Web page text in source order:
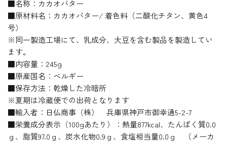
■名称：カカオバター
■原材料名：カカオバター/ 着色料（二酸化チタン、黄色4
号）
※同一製造工場にて、乳成分、大豆を含む製品を製造してい
ます。
■内容量：245g
■原産国名：ベルギー
■保存方法：乾燥した冷暗所
※夏期は冷蔵便での出荷となります
■輸入者：日仏商事（株） 兵庫県神戸市御幸通5-2-7
■栄養成分表示（100gあたり）：熱量877kcal、たんぱく質0.0
ｇ、脂質97.0ｇ、炭水化物0.9ｇ、食塩相当量0.0ｇ （メーカ